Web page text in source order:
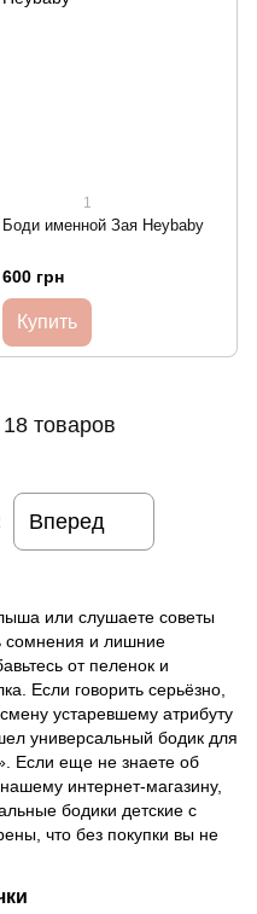
1
Боди именной Зая Heybaby
600 грн
Купить
товаров
Вперед
или слушаете советы
сомнения и лишние
от пеленок и
Если говорить серьёзно,
устаревшему атрибуту
универсальный бодик для
Если еще не знаете об
интернет-магазину,
бодики детские с
что без покупки вы не